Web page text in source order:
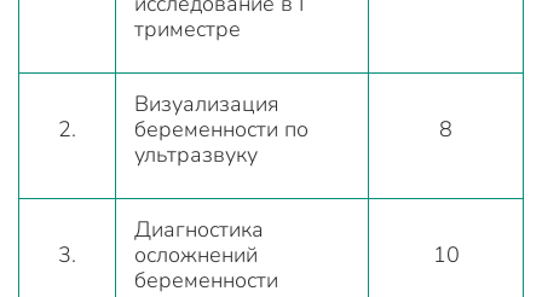
триместре
2.
Визуализация
беременности по
ультразвуку
8
3.
Диагностика
осложнений
беременности
10